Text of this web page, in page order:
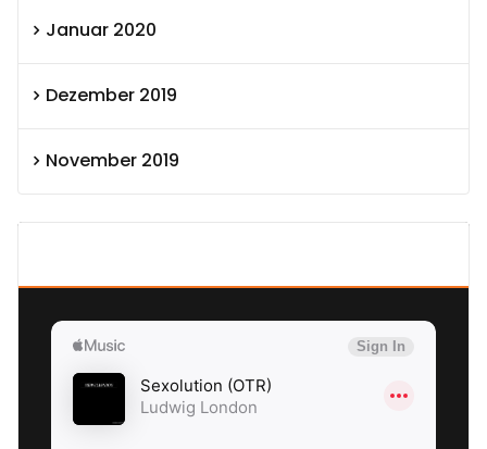
Januar 2020
Dezember 2019
November 2019